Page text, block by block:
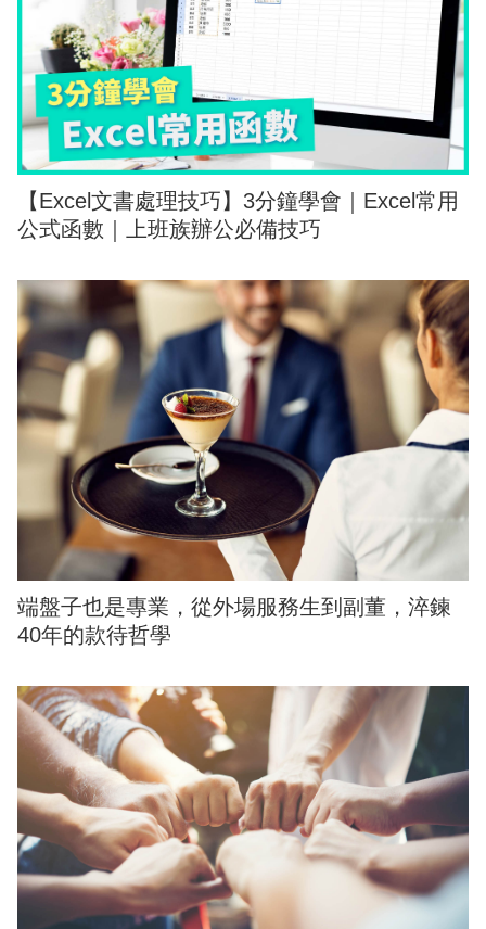
【Excel文書處理技巧】3分鐘學會｜Excel常用
公式函數｜上班族辦公必備技巧
端盤子也是專業，從外場服務生到副董，淬鍊
40年的款待哲學